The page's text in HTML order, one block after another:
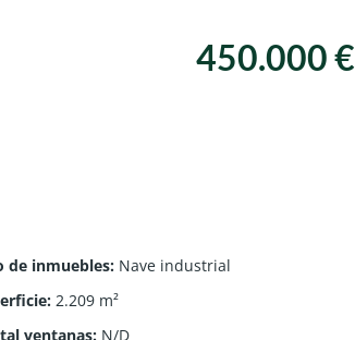
450.000 €
de inmuebles: Nave industrial
: 2.209 m²
ventanas: N/D